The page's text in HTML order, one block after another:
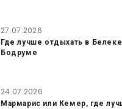
27.07.2026
Где лучше отдыхать в
Бодруме
24.07.2026
Мармарис или Кемер, где